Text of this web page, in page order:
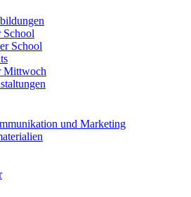
School
School
Mittwoch
und Marketing